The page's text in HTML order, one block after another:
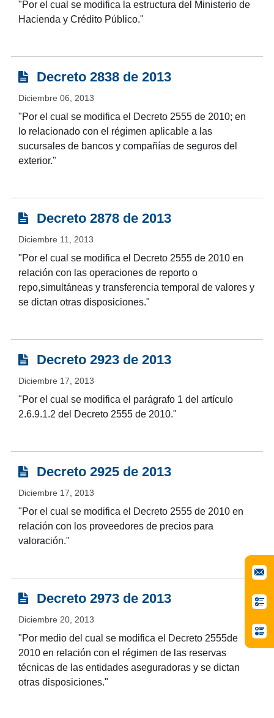
"Por el cual se modifica la estructura del Ministerio de
Hacienda y Crédito Público."
Decreto 2838 de 2013
Diciembre 06, 2013
"Por el cual se modifica el Decreto 2555 de 2010; en
lo relacionado con el régimen aplicable a las
sucursales de bancos y compañías de seguros del
exterior."
Decreto 2878 de 2013
Diciembre 11, 2013
"Por el cual se modifica el Decreto 2555 de 2010 en
relación con las operaciones de reporto o
repo,simultáneas y transferencia temporal de valores y
se dictan otras disposiciones."
Decreto 2923 de 2013
Diciembre 17, 2013
"Por el cual se modifica el parágrafo 1 del artículo
2.6.9.1.2 del Decreto 2555 de 2010."
Decreto 2925 de 2013
Diciembre 17, 2013
"Por el cual se modifica el Decreto 2555 de 2010 en
relación con los proveedores de precios para
valoración."
Decreto 2973 de 2013
Diciembre 20, 2013
"Por medio del cual se modifica el Decreto 2555de
2010 en relación con el régimen de las reservas
técnicas de las entidades aseguradoras y se dictan
otras disposiciones."